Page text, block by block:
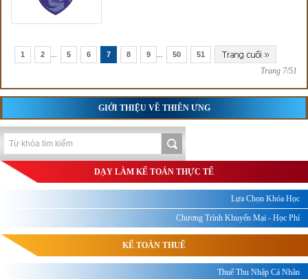
1 2 5 6 7 8 9 50 51
Trang 7/51
GIỚI THIỆU VỀ THIÊN ƯNG
DẠY LÀM KẾ TOÁN THỰC TẾ
Lựa Chọn Khóa Học
Chương Trình Khuyến Mại - Học Phí
KẾ TOÁN THUẾ
Thuế Thu Nhập Cá Nhân